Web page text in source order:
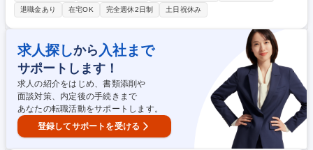
■顧客課題に合わせたソリューション商材のアレンジ、顧客納得度の高い
説明資料の作成 ■tableau等のBIツールを駆使したデータ分析資料の作成 ■
先方キーパーソンとの関係構築、新たなマネタイズ化案件の創出 ■プロス
ポーツクラブチームの新たなファン獲得に向けたマーケティング施策（デ
ータを活用した広告商材提案等）の企画実施 ■ホームタウン内のd払い加
盟店を活用した、スポーツ×地域活性化委施策の検討 募集職種 ●KSS004
【大阪/新規開拓営業】ドコモのアセットを活用した課題解決営業
退職金あり
在宅OK 完全週休2日制 土日祝休み
求人探しから 入社まで
サポートします！
求人の紹介をはじめ、書類添削や
面談対策、内定後の手続きまで
あなたの転職活動をサポートします。
登録してサポートを受ける